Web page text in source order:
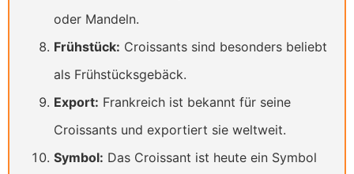
oder Mandeln.
Frühstück: Croissants sind besonders beliebt
als Frühstücksgebäck.
Export: Frankreich ist bekannt für seine
Croissants und exportiert sie weltweit.
Symbol: Das Croissant ist heute ein Symbol